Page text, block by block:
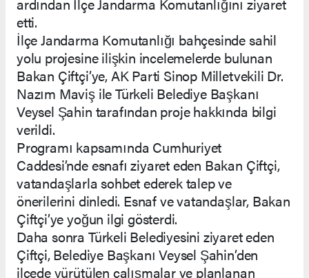
etti.
İlçe Jandarma Komutanlığı bahçesinde sahil
yolu projesine ilişkin incelemelerde bulunan
Bakan Çiftçi’ye, AK Parti Sinop Milletvekili Dr.
Nazım Maviş ile Türkeli Belediye Başkanı
Veysel Şahin tarafından proje hakkında bilgi
verildi.
Programı kapsamında Cumhuriyet
Caddesi’nde esnafı ziyaret eden Bakan Çiftçi,
vatandaşlarla sohbet ederek talep ve
önerilerini dinledi. Esnaf ve vatandaşlar, Bakan
Çiftçi’ye yoğun ilgi gösterdi.
Daha sonra Türkeli Belediyesini ziyaret eden
Çiftçi, Belediye Başkanı Veysel Şahin’den
ilçede yürütülen çalışmalar ve planlanan